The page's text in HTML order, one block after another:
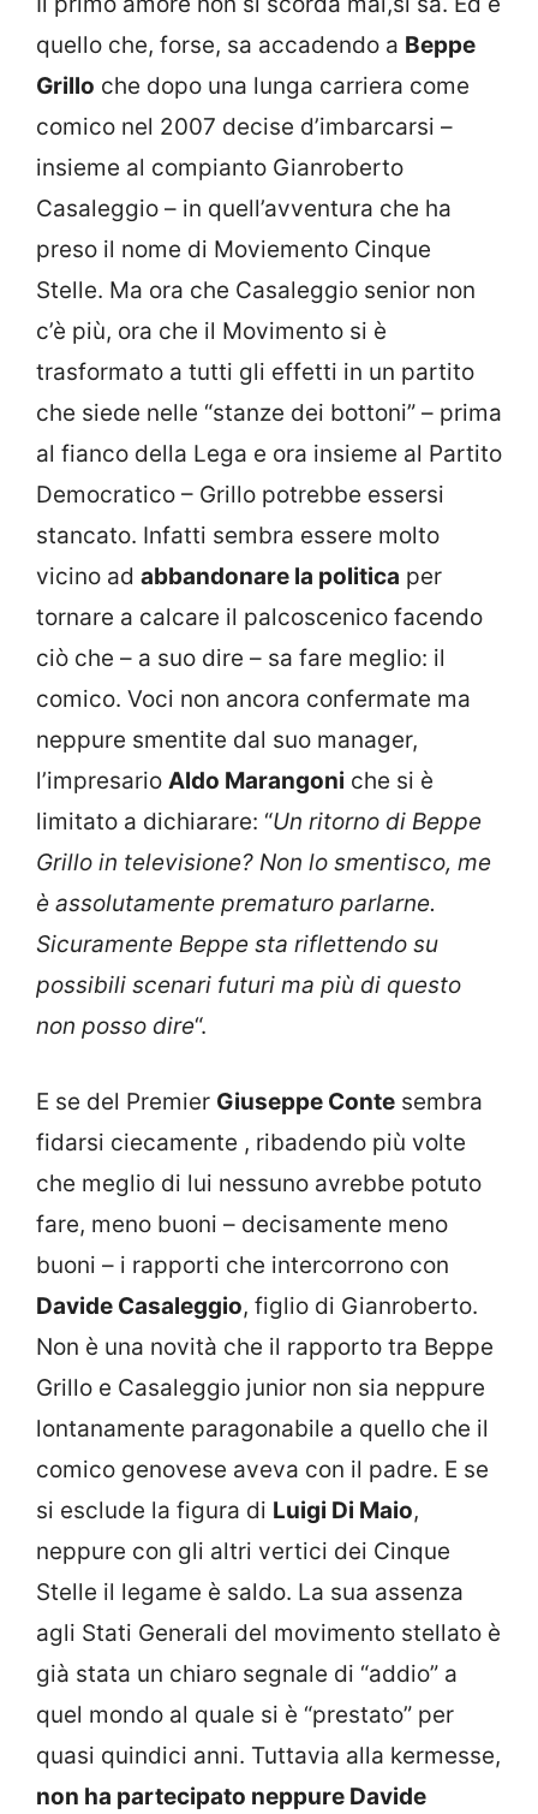
quello che, forse, sa accadendo a Beppe
Grillo che dopo una lunga carriera come
comico nel 2007 decise d’imbarcarsi –
insieme al compianto Gianroberto
Casaleggio – in quell’avventura che ha
preso il nome di Moviemento Cinque
Stelle. Ma ora che Casaleggio senior non
c’è più, ora che il Movimento si è
trasformato a tutti gli effetti in un partito
che siede nelle “stanze dei bottoni” – prima
al fianco della Lega e ora insieme al Partito
Democratico – Grillo potrebbe essersi
stancato. Infatti sembra essere molto
vicino ad abbandonare la politica per
tornare a calcare il palcoscenico facendo
ciò che – a suo dire – sa fare meglio: il
comico. Voci non ancora confermate ma
neppure smentite dal suo manager,
l’impresario Aldo Marangoni che si è
limitato a dichiarare: “Un ritorno di Beppe
Grillo in televisione? Non lo smentisco, me
è assolutamente prematuro parlarne.
Sicuramente Beppe sta riflettendo su
possibili scenari futuri ma più di questo
non posso dire“.
E se del Premier Giuseppe Conte sembra
fidarsi ciecamente , ribadendo più volte
che meglio di lui nessuno avrebbe potuto
fare, meno buoni – decisamente meno
buoni – i rapporti che intercorrono con
Davide Casaleggio, figlio di Gianroberto.
Non è una novità che il rapporto tra Beppe
Grillo e Casaleggio junior non sia neppure
lontanamente paragonabile a quello che il
comico genovese aveva con il padre. E se
si esclude la figura di Luigi Di Maio,
neppure con gli altri vertici dei Cinque
Stelle il legame è saldo. La sua assenza
agli Stati Generali del movimento stellato è
già stata un chiaro segnale di “addio” a
quel mondo al quale si è “prestato” per
quasi quindici anni. Tuttavia alla kermesse,
non ha partecipato neppure Davide